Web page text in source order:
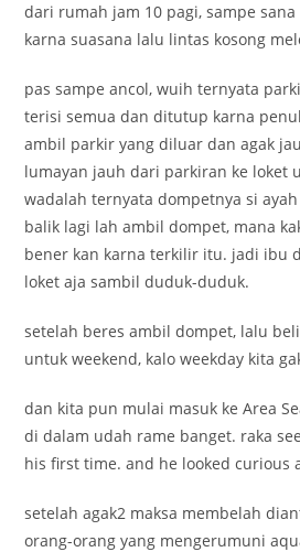
dari rumah jam 10 pagi, sampe
karna suasana lalu lintas kosong
pas sampe ancol, wuih ternyata
terisi semua dan ditutup karna
ambil parkir yang diluar dan agak
lumayan jauh dari parkiran ke loket
wadalah ternyata dompetnya si
balik lagi lah ambil dompet, mana
bener kan karna terkilir itu. jadi ibu
loket aja sambil duduk-duduk.
setelah beres ambil dompet, lalu
untuk weekend, kalo weekday kita
dan kita pun mulai masuk ke Area
di dalam udah rame banget. raka
his first time. and he looked curious
setelah agak2 maksa membelah
orang-orang yang mengerumuni